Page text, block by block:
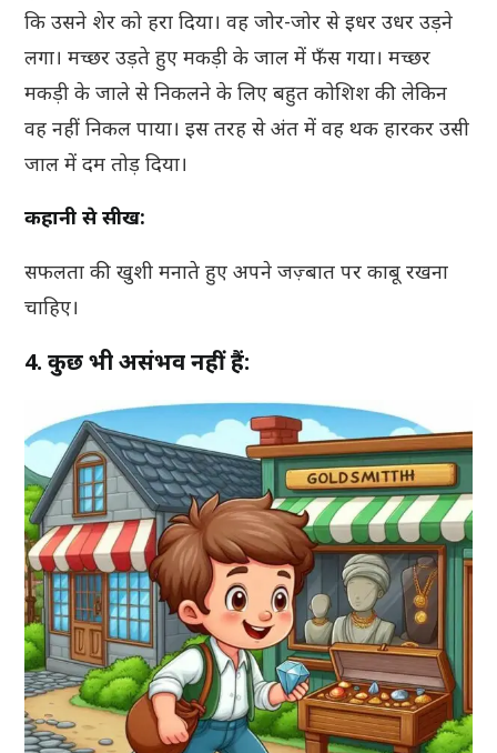
कि उसने शेर को हरा दिया। वह जोर-जोर से इधर उधर उड़ने
लगा। मच्छर उड़ते हुए मकड़ी के जाल में फँस गया। मच्छर
मकड़ी के जाले से निकलने के लिए बहुत कोशिश की लेकिन
वह नहीं निकल पाया। इस तरह से अंत में वह थक हारकर उसी
जाल में दम तोड़ दिया।
कहानी से सीख:
सफलता की खुशी मनाते हुए अपने जज़्बात पर काबू रखना
चाहिए।
4. कुछ भी असंभव नहीं हैं: